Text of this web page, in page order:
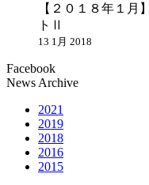
【２０１８年１
トⅡ
13 1月 2018
Facebook
News Archive
2021
2019
2018
2016
2015